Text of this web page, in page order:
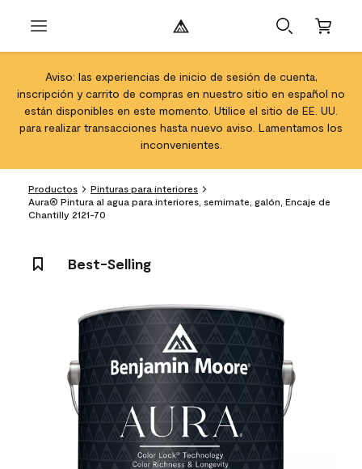
Aviso: las experiencias de inicio de sesión de cuenta,
inscripción y carrito de compras en nuestro sitio en español no
están disponibles en este momento. Utilice el sitio de EE. UU.
para realizar transacciones hasta nuevo aviso. Lamentamos los
inconvenientes.
Productos
Pinturas para interiores
Aura® Pintura al agua para interiores, semimate, galón, Encaje de
Chantilly 2121-70
Best-Selling